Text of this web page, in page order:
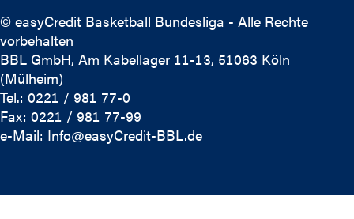
© easyCredit Basketball Bundesliga - Alle Rechte
vorbehalten
BBL GmbH, Am Kabellager 11-13, 51063 Köln
(Mülheim)
Tel.: 0221 / 981 77-0
Fax: 0221 / 981 77-99
e-Mail: Info@easyCredit-BBL.de